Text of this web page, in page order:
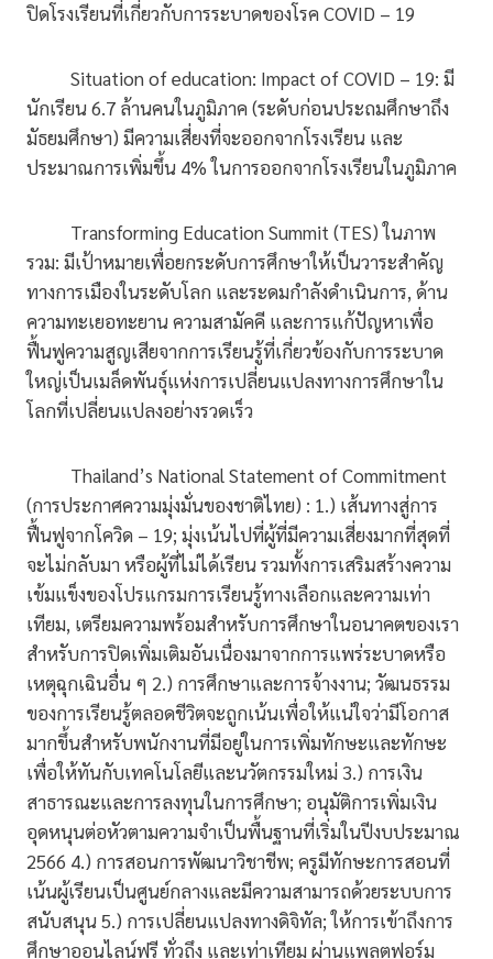
ปิดโรงเรียนที่เกี่ยวกับการระบาดของโรค COVID – 19
Situation of education: Impact of COVID – 19: มี
นักเรียน 6.7 ล้านคนในภูมิภาค (ระดับก่อนประถมศึกษาถึง
มัธยมศึกษา) มีความเสี่ยงที่จะออกจากโรงเรียน และ
ประมาณการเพิ่มขึ้น 4% ในการออกจากโรงเรียนในภูมิภาค
Transforming Education Summit (TES) ในภาพ
รวม: มีเป้าหมายเพื่อยกระดับการศึกษาให้เป็นวาระสำคัญ
ทางการเมืองในระดับโลก และระดมกำลังดำเนินการ, ด้าน
ความทะเยอทะยาน ความสามัคคี และการแก้ปัญหาเพื่อ
ฟื้นฟูความสูญเสียจากการเรียนรู้ที่เกี่ยวข้องกับการระบาด
ใหญ่เป็นเมล็ดพันธุ์แห่งการเปลี่ยนแปลงทางการศึกษาใน
โลกที่เปลี่ยนแปลงอย่างรวดเร็ว
Thailand’s National Statement of Commitment
(การประกาศความมุ่งมั่นของชาติไทย) : 1.) เส้นทางสู่การ
ฟื้นฟูจากโควิด – 19; มุ่งเน้นไปที่ผู้ที่มีความเสี่ยงมากที่สุดที่
จะไม่กลับมา หรือผู้ที่ไม่ได้เรียน รวมทั้งการเสริมสร้างความ
เข้มแข็งของโปรแกรมการเรียนรู้ทางเลือกและความเท่า
เทียม, เตรียมความพร้อมสำหรับการศึกษาในอนาคตของเรา
สำหรับการปิดเพิ่มเติมอันเนื่องมาจากการแพร่ระบาดหรือ
เหตุฉุกเฉินอื่น ๆ 2.) การศึกษาและการจ้างงาน; วัฒนธรรม
ของการเรียนรู้ตลอดชีวิตจะถูกเน้นเพื่อให้แน่ใจว่ามีโอกาส
มากขึ้นสำหรับพนักงานที่มีอยู่ในการเพิ่มทักษะและทักษะ
เพื่อให้ทันกับเทคโนโลยีและนวัตกรรมใหม่ 3.) การเงิน
สาธารณะและการลงทุนในการศึกษา; อนุมัติการเพิ่มเงิน
อุดหนุนต่อหัวตามความจำเป็นพื้นฐานที่เริ่มในปีงบประมาณ
2566 4.) การสอนการพัฒนาวิชาชีพ; ครูมีทักษะการสอนที่
เน้นผู้เรียนเป็นศูนย์กลางและมีความสามารถด้วยระบบการ
สนับสนุน 5.) การเปลี่ยนแปลงทางดิจิทัล; ให้การเข้าถึงการ
ศึกษาออนไลน์ฟรี ทั่วถึง และเท่าเทียม ผ่านแพลตฟอร์ม